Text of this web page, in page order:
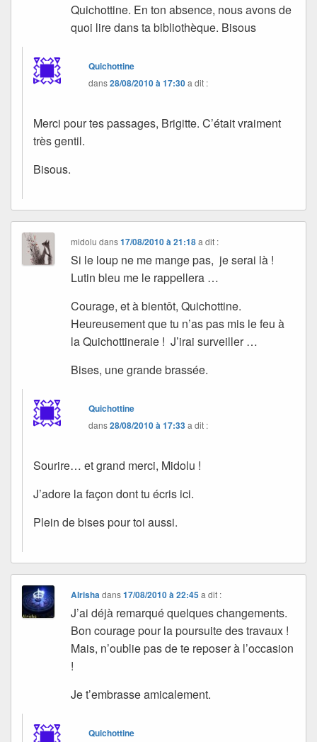
Quichottine. En ton absence, nous avons de
quoi lire dans ta bibliothèque. Bisous
Quichottine
dans28/08/2010 à 17:30a dit :
Merci pour tes passages, Brigitte. C’était vraiment
très gentil.
Bisous.
midolu dans17/08/2010 à 21:18 a dit :
Si le loup ne me mange pas, je serai là !
Lutin bleu me le rappellera …
Courage, et à bientôt, Quichottine.
Heureusement que tu n’as pas mis le feu à
la Quichottineraie ! J’irai surveiller …
Bises, une grande brassée.
Quichottine
dans28/08/2010 à 17:33a dit :
Sourire… et grand merci, Midolu !
J’adore la façon dont tu écris ici.
Plein de bises pour toi aussi.
Alrishadans17/08/2010 à 22:45 a dit :
J’ai déjà remarqué quelques changements.
Bon courage pour la poursuite des travaux !
Mais, n’oublie pas de te reposer à l’occasion
!
Je t’embrasse amicalement.
Quichottine